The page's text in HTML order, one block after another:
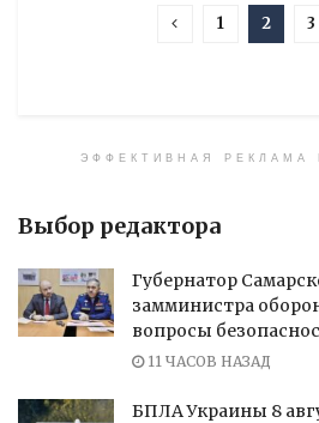
1 2 3
ЭФФЕКТИВНАЯ РЕКЛАМА
Выбор редактора
Губернатор
замминистра
вопросы
11 ЧАСОВ НАЗАД
БПЛА Украины 8